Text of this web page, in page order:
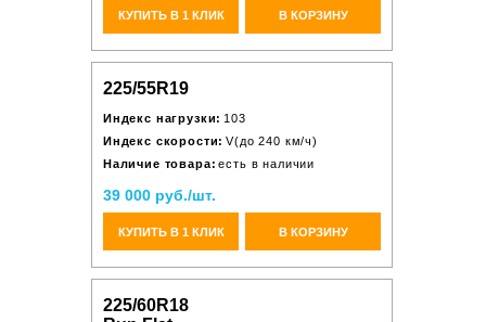
КУПИТЬ В 1 КЛИК В КОРЗИНУ
225/55R19
Индекс нагрузки: 103
Индекс скорости: V(до 240 км/ч)
Наличие товара: есть в наличии
39 000 руб./шт.
КУПИТЬ В 1 КЛИК В КОРЗИНУ
225/60R18